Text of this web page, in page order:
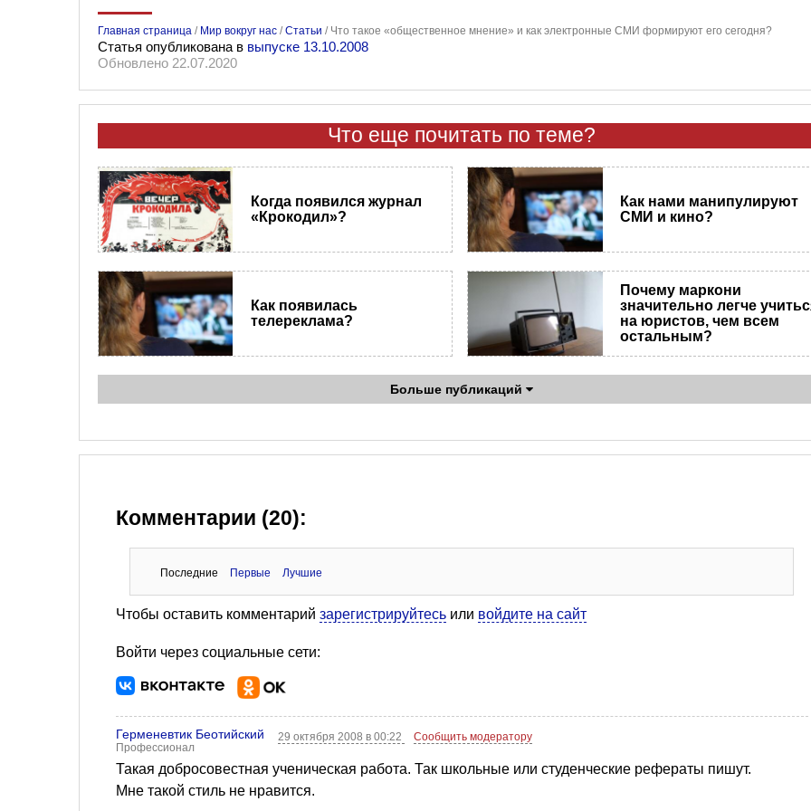
Главная страница / Мир вокруг нас /Статьи / Что такое «общественное мнение» и как электронные СМИ формируют его сегодня?
Статья опубликована в выпуске 13.10.2008
Обновлено 22.07.2020
Что еще почитать по теме?
Когда появился журнал
«Крокодил»?
Как нами манипулируют
СМИ и кино?
Как появилась
телереклама?
Почему маркони
значительно легче
на юристов, чем всем
остальным?
Больше публикаций
Комментарии (20):
Последние Первые Лучшие
Чтобы оставить комментарий зарегистрируйтесь или войдите на сайт
Войти через социальные сети:
Герменевтик Беотийский
Профессионал
29 октября 2008 в 00:22 Сообщить модератору
Такая добросовестная ученическая работа. Так школьные или студенческие рефераты пишут.
Мне такой стиль не нравится.